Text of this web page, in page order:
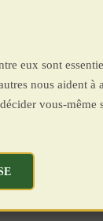
eux sont
nous aident à
vous-même